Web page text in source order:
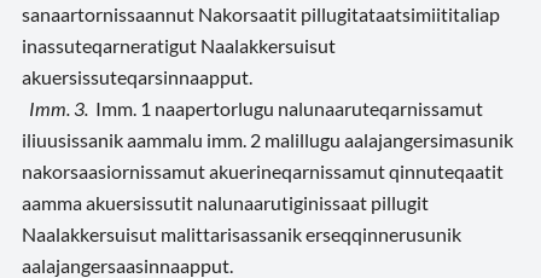
sanaartornissaannut Nakorsaatit pillugitataatsimiititaliap
inassuteqarneratigut Naalakkersuisut
akuersissuteqarsinnaapput.
Imm. 3. Imm. 1 naapertorlugu nalunaaruteqarnissamut
iliuusissanik aammalu imm. 2 malillugu aalajangersimasunik
nakorsaasiornissamut akuerineqarnissamut qinnuteqaatit
aamma akuersissutit nalunaarutiginissaat pillugit
Naalakkersuisut malittarisassanik erseqqinnerusunik
aalajangersaasinnaapput.